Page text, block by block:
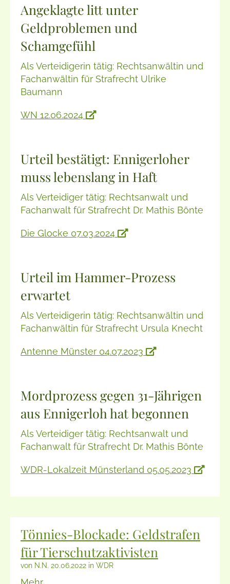
Angeklagte litt unter
Geldproblemen und
Schamgefühl
Als Verteidigerin tätig: Rechtsanwältin und
Fachanwältin für Strafrecht Ulrike
Baumann
WN 12.06.2024
Urteil bestätigt: Ennigerloher
muss lebenslang in Haft
Als Verteidiger tätig: Rechtsanwalt und
Fachanwalt für Strafrecht Dr. Mathis Bönte
Die Glocke 07.03.2024
Urteil im Hammer-Prozess
erwartet
Als Verteidigerin tätig: Rechtsanwältin und
Fachanwältin für Strafrecht Ursula Knecht
Antenne Münster 04.07.2023
Mordprozess gegen 31-Jährigen
aus Ennigerloh hat begonnen
Als Verteidiger tätig: Rechtsanwalt und
Fachanwalt für Strafrecht Dr. Mathis Bönte
WDR-Lokalzeit Münsterland 05.05.2023
Tönnies-Blockade: Geldstrafen
für Tierschutzaktivisten
von N.N. 20.06.2022 in WDR